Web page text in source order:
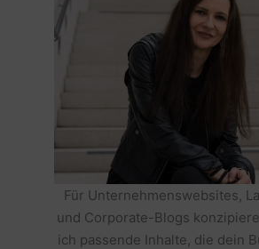
Für Unternehmenswebsites,
und Corporate-Blogs
ich passende Inhalte, die dein